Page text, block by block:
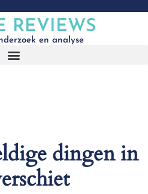
REVIEWS
en analyse
dingen in